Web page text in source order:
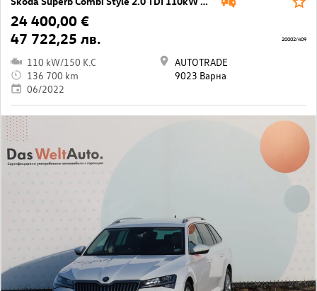
24 400,00 €
47 722,25 лв.
110 kW/150 K.C
136 700 km
06/2022
AUTOTRADE
9023 Варна
20002/409